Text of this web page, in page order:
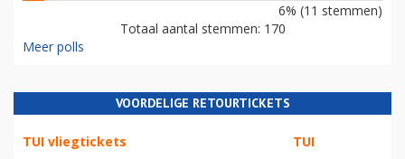
6% (11 stemmen)
Totaal aantal stemmen: 170
Meer polls
VOORDELIGE RETOURTICKETS
TUI vliegtickets TUI